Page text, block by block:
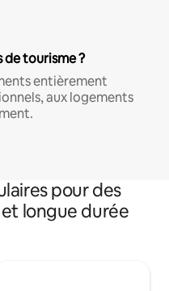
de tourisme ?
entièrement
aux logements
pour des
longue durée